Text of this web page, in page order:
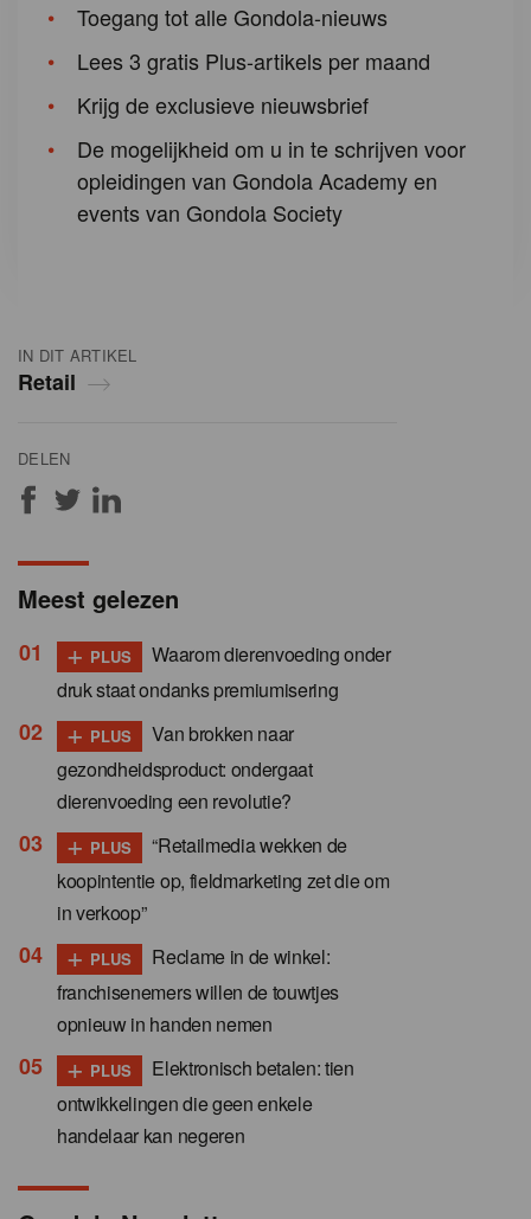
IN DIT ARTIKEL
Retail
DELEN
Toegang tot alle Gondola-nieuws
Lees 3 gratis Plus-artikels per maand
Krijg de exclusieve nieuwsbrief
De mogelijkheid om u in te schrijven voor
opleidingen van Gondola Academy en
events van Gondola Society
Meest gelezen
+ PLUS
Waarom dierenvoeding onder
druk staat ondanks premiumisering
+ PLUS
Van brokken naar
gezondheidsproduct: ondergaat
dierenvoeding een revolutie?
+ PLUS
“Retailmedia wekken de
koopintentie op, fieldmarketing zet die om
in verkoop”
+ PLUS
Reclame in de winkel:
franchisenemers willen de touwtjes
opnieuw in handen nemen
+ PLUS
Elektronisch betalen: tien
ontwikkelingen die geen enkele
handelaar kan negeren